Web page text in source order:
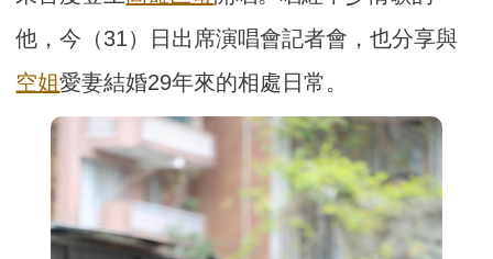
他，今（31）日出席演唱會記者會，也分享與
空姐愛妻結婚29年來的相處日常。